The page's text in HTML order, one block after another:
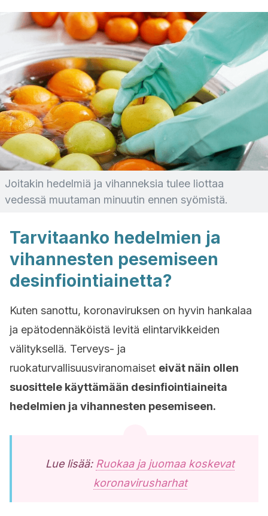
Joitakin hedelmiä ja vihanneksia tulee liottaa
vedessä muutaman minuutin ennen syömistä.
Tarvitaanko hedelmien ja
vihannesten pesemiseen
desinfiointiainetta?
Kuten sanottu, koronaviruksen on hyvin hankalaa
ja epätodennäköistä levitä elintarvikkeiden
välityksellä. Terveys- ja
ruokaturvallisuusviranomaiset eivät näin ollen
suosittele käyttämään desinfiointiaineita
hedelmien ja vihannesten pesemiseen.
Lue lisää: Ruokaa ja juomaa koskevat
koronavirusharhat